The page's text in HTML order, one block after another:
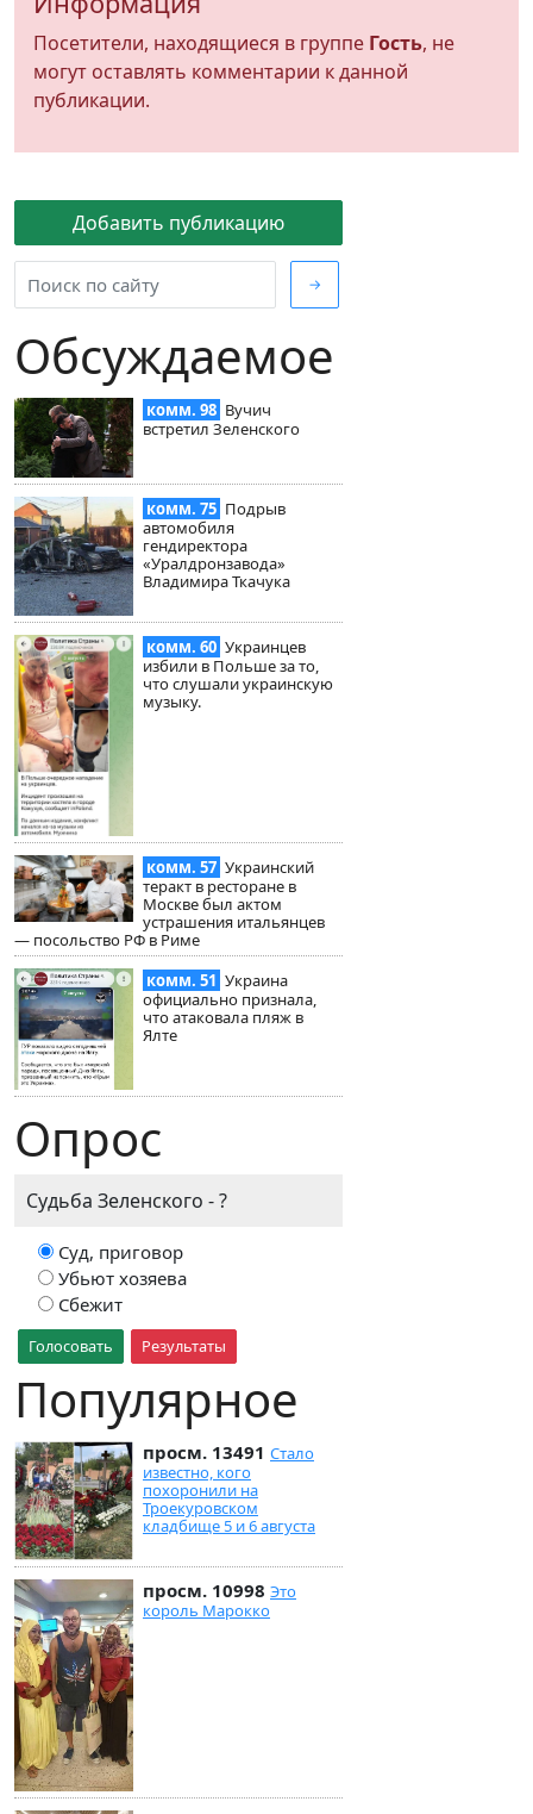
Добавить публикацию
→
Обсуждаемое
комм. 98 Вучич
встретил Зеленского
комм. 75 Подрыв
автомобиля
гендиректора
«Уралдронзавода»
Владимира Ткачука
комм. 60 Украинцев
избили в Польше за то,
что слушали украинскую
музыку.
комм. 57 Украинский
теракт в ресторане в
Москве был актом
устрашения итальянцев
— посольство РФ в Риме
комм. 51 Украина
официально признала,
что атаковала пляж в
Ялте
Опрос
Судьба Зеленского - ?
Суд, приговор
Убьют хозяева
Сбежит
Голосовать Результаты
Популярное
просм. 13491 Стало
известно, кого
похоронили на
Троекуровском
кладбище 5 и 6 августа
просм. 10998 Это
король Марокко
Посетители, находящиеся в группе Гость, не
могут оставлять комментарии к данной
публикации.